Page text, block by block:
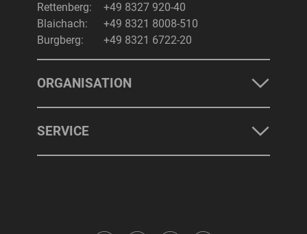
Rettenberg:
+49 8327 920-40
Blaichach:
+49 8321 8008-510
Burgberg:
+49 8321 6722-20
ORGANISATION
SERVICE